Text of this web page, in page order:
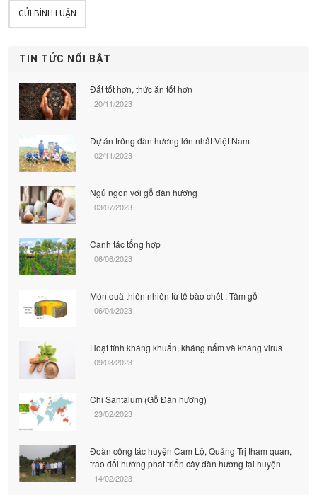
GỬI BÌNH LUẬN
TIN TỨC NỔI BẬT
Đất tốt hơn, thức ăn tốt hơn
20/11/2023
Dự án trồng đàn hương lớn nhất Việt Nam
02/11/2023
Ngủ ngon với gỗ đàn hương
03/07/2023
Canh tác tổng hợp
06/06/2023
Món quà thiên nhiên từ tế bào chết : Tâm gỗ
06/04/2023
Hoạt tính kháng khuẩn, kháng nấm và kháng virus
09/03/2023
Chi Santalum (Gỗ Đàn hương)
23/02/2023
Đoàn công tác huyện Cam Lộ, Quảng Trị tham quan,
trao đổi hướng phát triển cây đàn hương tại huyện
14/02/2023